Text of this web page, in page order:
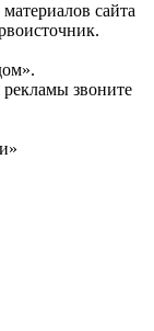
сайта
звоните